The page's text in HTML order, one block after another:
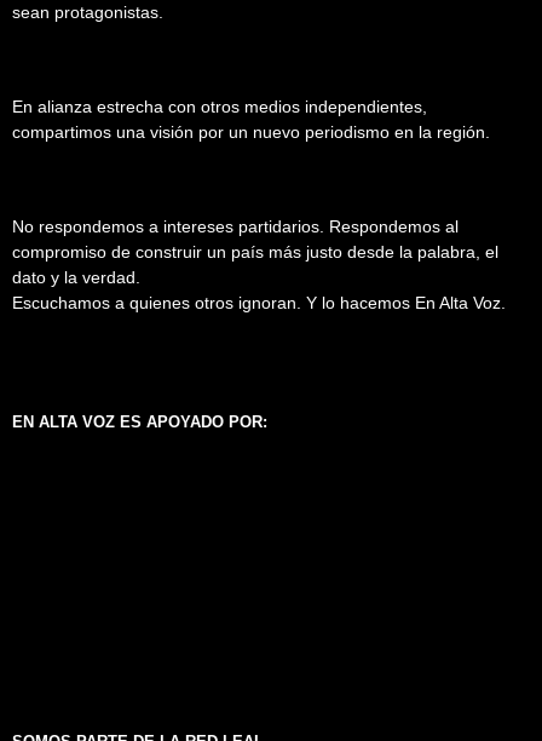
sean protagonistas.
En alianza estrecha con otros medios independientes,
compartimos una visión por un nuevo periodismo en la región.
No respondemos a intereses partidarios. Respondemos al
compromiso de construir un país más justo desde la palabra, el
dato y la verdad.
Escuchamos a quienes otros ignoran. Y lo hacemos En Alta Voz.
EN ALTA VOZ ES APOYADO POR: